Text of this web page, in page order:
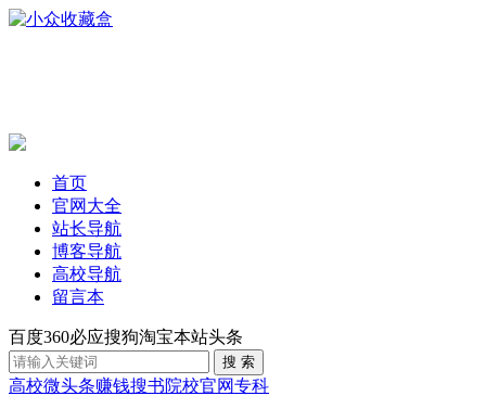
首页
官网大全
站长导航
博客导航
高校导航
留言本
百度360必应搜狗淘宝本站头条
高校微头条赚钱搜书院校官网专科